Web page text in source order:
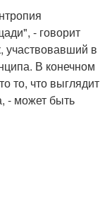
- говорит
участвовавший в
В конечном
то, что выглядит
- может быть